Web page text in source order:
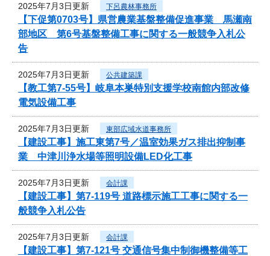
2025年7月3日更新 下呂農林事務所
【下促第0703号】県営農業基盤整備促進事業 馬瀬南
部地区 第6号基盤整備工事に関する一般競争入札公
告
2025年7月3日更新 公共建築課
【教工第7-55号】岐阜本巣特別支援学校南館内部改修
電気設備工事
2025年7月3日更新 東部広域水道事務所
【建設工事】施工東第7号／温室効果ガス排出抑制事
業 中津川浄水場等照明設備LED化工事
2025年7月3日更新 会計課
【建設工事】第7-119号 道路標示施工工事に関する一
般競争入札公告
2025年7月3日更新 会計課
【建設工事】第7-121号 交通信号集中制御機整備等工